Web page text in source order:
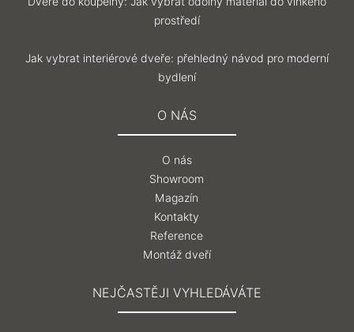
prostředí
Jak vybrat interiérové dveře: přehledný návod pro moderní
bydlení
O NÁS
O nás
Showroom
Magazín
Kontakty
Reference
Montáž dveří
NEJČASTĚJI VYHLEDÁVÁTE